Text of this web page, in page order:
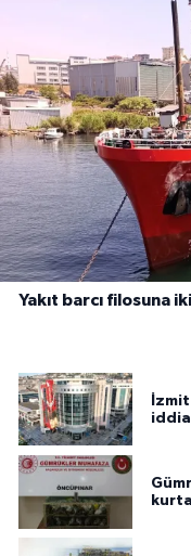
Yakıt barcı filosuna